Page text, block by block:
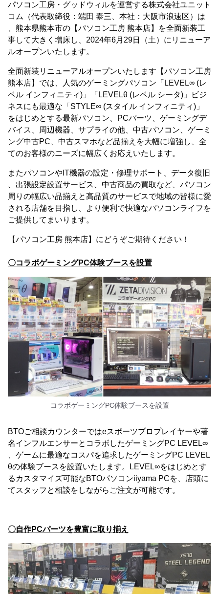
パソコン工房・グッドウィルを運営する株式会社ユニット
コム（代表取締役：端田 泰三、本社：大阪市浪速区）は
、熊本県熊本市の【パソコン工房 熊本店】を全面新装工
事して大きく増床し、2024年6月29日（土）にリニューア
ルオープンいたします。
全面新装リニューアルオープンいたします【パソコン工房
熊本店】では、人気のゲーミングパソコン「LEVEL∞ (レ
ベル インフィニティ)」「LEVELθ (レベル シータ)」ビジ
ネスにも最適な「STYLE∞ (スタイル インフィニティ)」
をはじめとする最新パソコン、PCパーツ、ゲーミングデ
バイス、周辺機器、サプライの他、中古パソコン、ゲーミ
ング中古PC、中古スマホなど品揃えを大幅に増強し、全
てのお客様のニーズに幅広くお応えいたします。
またパソコンやIT機器の設定・修理サポート、データ復旧
、出張設定設置サービス、中古商品の買取など、パソコン
周りの幅広い品揃えと高品質のサービスで地域の皆様に愛
される店舗を目指し、より便利で快適なパソコンライフを
ご提供してまいります。
【パソコン工房 熊本店】にどうぞご期待ください！
〇コラボゲーミングPC体験ブースを設置
コラボゲーミングPC体験ブースを設置
BTOご相談カウンターではeスポーツプロプレイヤーや著
名インフルエンサーとコラボしたゲーミングPC LEVEL∞
、ゲームに最適なコスパを追求したゲーミングPC LEVEL
θの体験ブースを設置いたします。LEVEL∞をはじめとす
るカスタマイズ可能なBTOパソコンiiyama PCを、店頭に
てスタッフと相談をしながらご注文が可能です。
〇自作PCパーツを豊富に取り揃え